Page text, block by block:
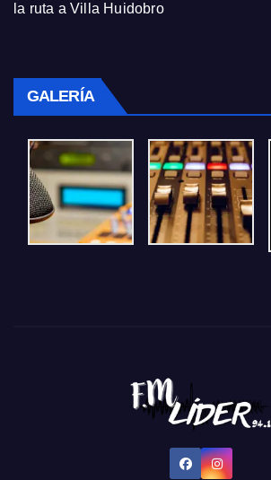
la ruta a Villa Huidobro
GALERÍA